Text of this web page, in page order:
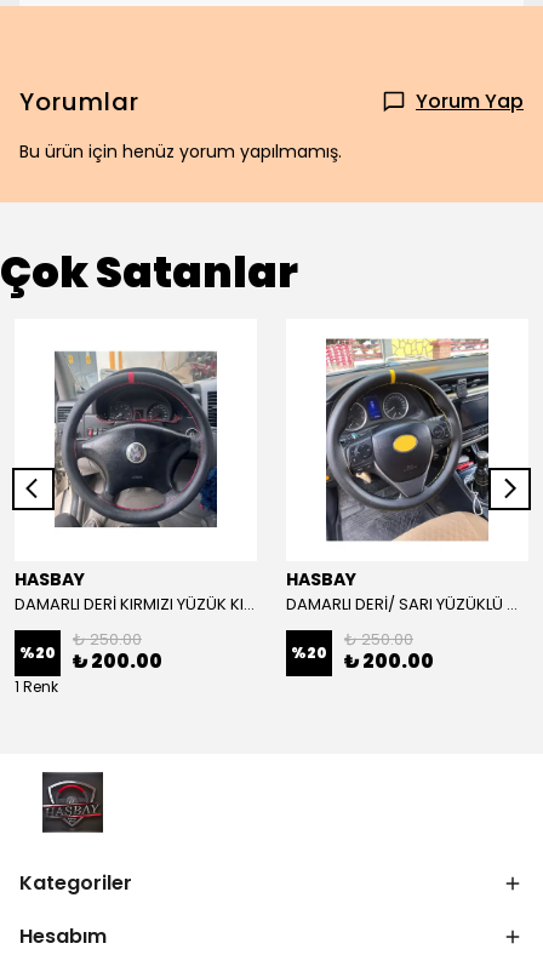
Yorumlar Yorum Yap
Bu ürün için henüz yorum yapılmamış.
Çok Satanlar
HASBAY
DAMARLI DERİ KIRMIZI YÜZÜK KIRMIZI DİKİŞLİ VW CRAFTER İÇİN İP İĞNE DAHİL
%20
₺ 250.00
₺ 200.00
1 Renk
HASBAY
DAMARLI DERİ/ SARI YÜZÜKLÜ MODEL/SARI DİKİŞLİ/HIZLI KARGO
%20
₺ 250.00
₺ 200.00
Kategoriler
Hesabım